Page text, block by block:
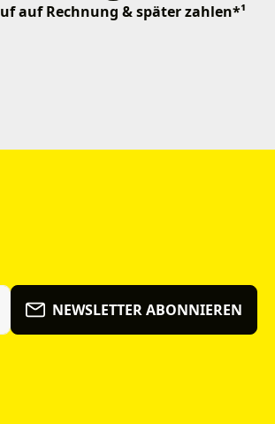
auf Rechnung & später zahlen*¹
NEWSLETTER ABONNIEREN